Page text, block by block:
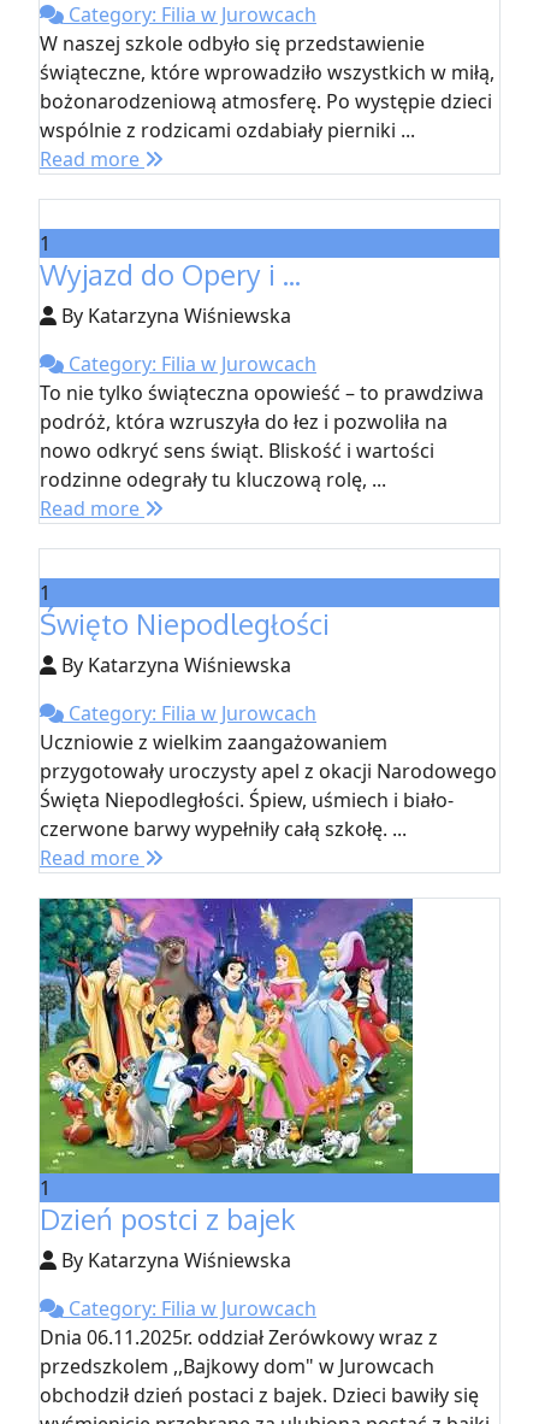
Category: Filia w Jurowcach
W naszej szkole odbyło się przedstawienie
świąteczne, które wprowadziło wszystkich w miłą,
bożonarodzeniową atmosferę. Po występie dzieci
wspólnie z rodzicami ozdabiały pierniki ...
Read more
1
Wyjazd do Opery i ...
By Katarzyna Wiśniewska
Category: Filia w Jurowcach
To nie tylko świąteczna opowieść – to prawdziwa
podróż, która wzruszyła do łez i pozwoliła na
nowo odkryć sens świąt. Bliskość i wartości
rodzinne odegrały tu kluczową rolę, ...
Read more
1
Święto Niepodległości
By Katarzyna Wiśniewska
Category: Filia w Jurowcach
Uczniowie z wielkim zaangażowaniem
przygotowały uroczysty apel z okacji Narodowego
Święta Niepodległości. Śpiew, uśmiech i biało-
czerwone barwy wypełniły całą szkołę. ...
Read more
1
Dzień postci z bajek
By Katarzyna Wiśniewska
Category: Filia w Jurowcach
Dnia 06.11.2025r. oddział Zerówkowy wraz z
przedszkolem ,,Bajkowy dom" w Jurowcach
obchodził dzień postaci z bajek. Dzieci bawiły się